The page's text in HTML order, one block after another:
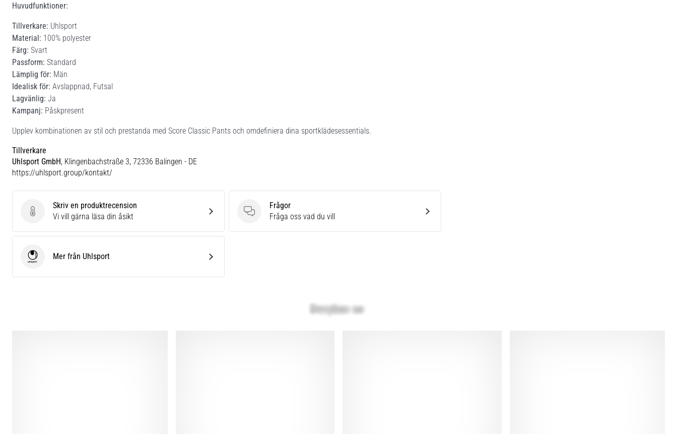
Huvudfunktioner:
Tillverkare: Uhlsport
Material: 100% polyester
Färg: Svart
Passform: Standard
Lämplig för: Män
Idealisk för: Avslappnad, Futsal
Lagvänlig: Ja
Kampanj: Påskpresent
Upplev kombinationen av stil och prestanda med Score Classic Pants och omdefiniera dina sportklädesessentials.
Tillverkare
Uhlsport GmbH, Klingenbachstraße 3, 72336 Balingen - DE
https://uhlsport.group/kontakt/
Skriv en produktrecension
Skriv en produktrecension
Vi vill gärna läsa din åsikt
Frågor
Frågor
Fråga oss vad du vill
UhlsportMer från Uhlsport